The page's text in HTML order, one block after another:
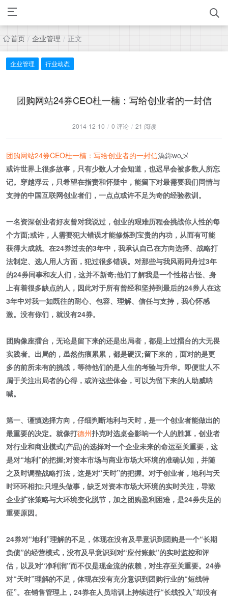
首页 / 企业管理 / 正文
企业管理 行业动态
团购网站24券CEO杜一楠：写给创业者的一封信
2014-12-10 / 0 评论 / 21 阅读
团购网站24券CEO杜一楠：写给创业者的一封信溈鉨wo乄
或许世界上很多故事，只有少数人才会知道，也迟早会被多数人所忘
记。穿越浮云，只希望在指责和怀疑中，能留下对最需要我们同情与
支持的中国互联网创业者们，一点点或许不足为奇的经验教训。
一名资深创业者好友曾对我说过，创业的艰难历程会挑战你人性的每
个方面;或许，人需要犯大错误才能修炼到宝贵的内功，从而有可能
获得大成就。在24券过去的3年中，我承认自己在方向选择、战略打
法制定、选人用人方面，犯过很多错误。对那些与我风雨同舟过3年
的24券同事和友人们，这并不新奇;他们了解我是一个性格古怪、身
上有着很多缺点的人，因此对于所有曾经和坚持到最后的24券人在这
3年中对我一如既往的耐心、包容、理解、信任与支持，我心怀感
激。没有你们，就没有24券。
团购像座擂台，无论是留下来的还是出局者，都是上过擂台的大无畏
实践者。出局的，虽然伤痕累累，都是硬汉;留下来的，面对的是更
多的前所未有的挑战，等待他们的是人生的考验与升华。即便世人不
屑于关注出局者的心得，或许这些体会，可以为留下来的人助威呐
喊。
第一、谨慎选择方向，仔细判断地利与天时，是一个创业者能做出的
最重要的决定。就像打德州扑克时选桌会影响一个人的胜算，创业者
对行业和商业模式(产品)的选择对一个企业未来的命运至关重要，这
是对“地利”的把握;对资本市场与商业市场大环境的准确认知，并随
之及时调整战略打法，这是对“天时”的把握。对于创业者，地利与天
时环环相扣;只埋头做事，缺乏对资本市场大环境的实时关注，导致
企业扩张策略与大环境变化脱节，加之团购盈利困难，是24券失足的
重要原因。
24券对“地利”理解的不足，体现在没有及早意识到团购是一个“长期
负债”的经营模式，没有及早意识到对“应付账款”的实时监控和评
估，以及对“净利润”而不仅是现金流的依赖，对生存至关重要。24券
对“天时”理解的不足，体现在没有充分意识到团购行业的“短线特
征”。在销售管理上，24券在人员培训上持续进行“长线投入”却没有